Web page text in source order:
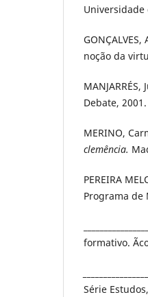
Universidade
GONÇALVES,
noção da
Debate, 2001.
MERINO,
clemência.
PEREIRA
Programa de
formativo.
Série